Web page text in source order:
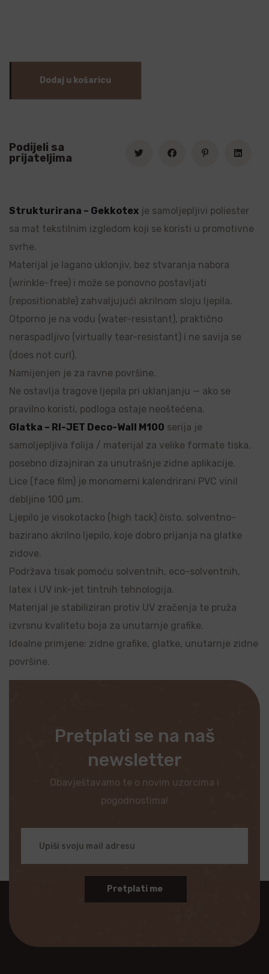
Dodaj u košaricu
Podijeli sa
prijateljima
Strukturirana – Gekkotex je samoljepljivi poliester
sa mat tekstilnim izgledom koji se koristi u promotivne
svrhe.
Materijal je lagano uklonjiv, bez stvaranja nabora
(wrinkle-free) i može se ponovno postavljati
(repositionable) zahvaljujući akrilnom sloju ljepila.
Otporno je na vodu (water-resistant), praktično
neraspadljivo (virtually tear-resistant) i ne savija se
(does not curl).
Namijenjen je za ravne površine.
Ne ostavlja tragove ljepila pri uklanjanju — ako se
pravilno koristi, podloga ostaje neoštećena.
Glatka – RI-JET Deco-Wall M100 serija je
samoljepljiva folija / materijal za velike formate tiska,
posebno dizajniran za unutrašnje zidne aplikacije.
Lice (face film) je monomerni kalendrirani PVC vinil
debljine 100 µm.
Ljepilo je visokotacko (high tack) čisto, solventno-
bazirano akrilno ljepilo, koje dobro prijanja na glatke
zidove.
Podržava tisak pomoću solventnih, eco-solventnih,
latex i UV ink-jet tintnih tehnologija.
Materijal je stabiliziran protiv UV zračenja te pruža
izvrsnu kvalitetu boja za unutarnje grafike.
Idealne primjene: zidne grafike, glatke, unutarnje zidne
površine.
Pretplati se na naš
newsletter
Obavještavamo te o novim uzorcima i
pogodnostima!
Pretplati me